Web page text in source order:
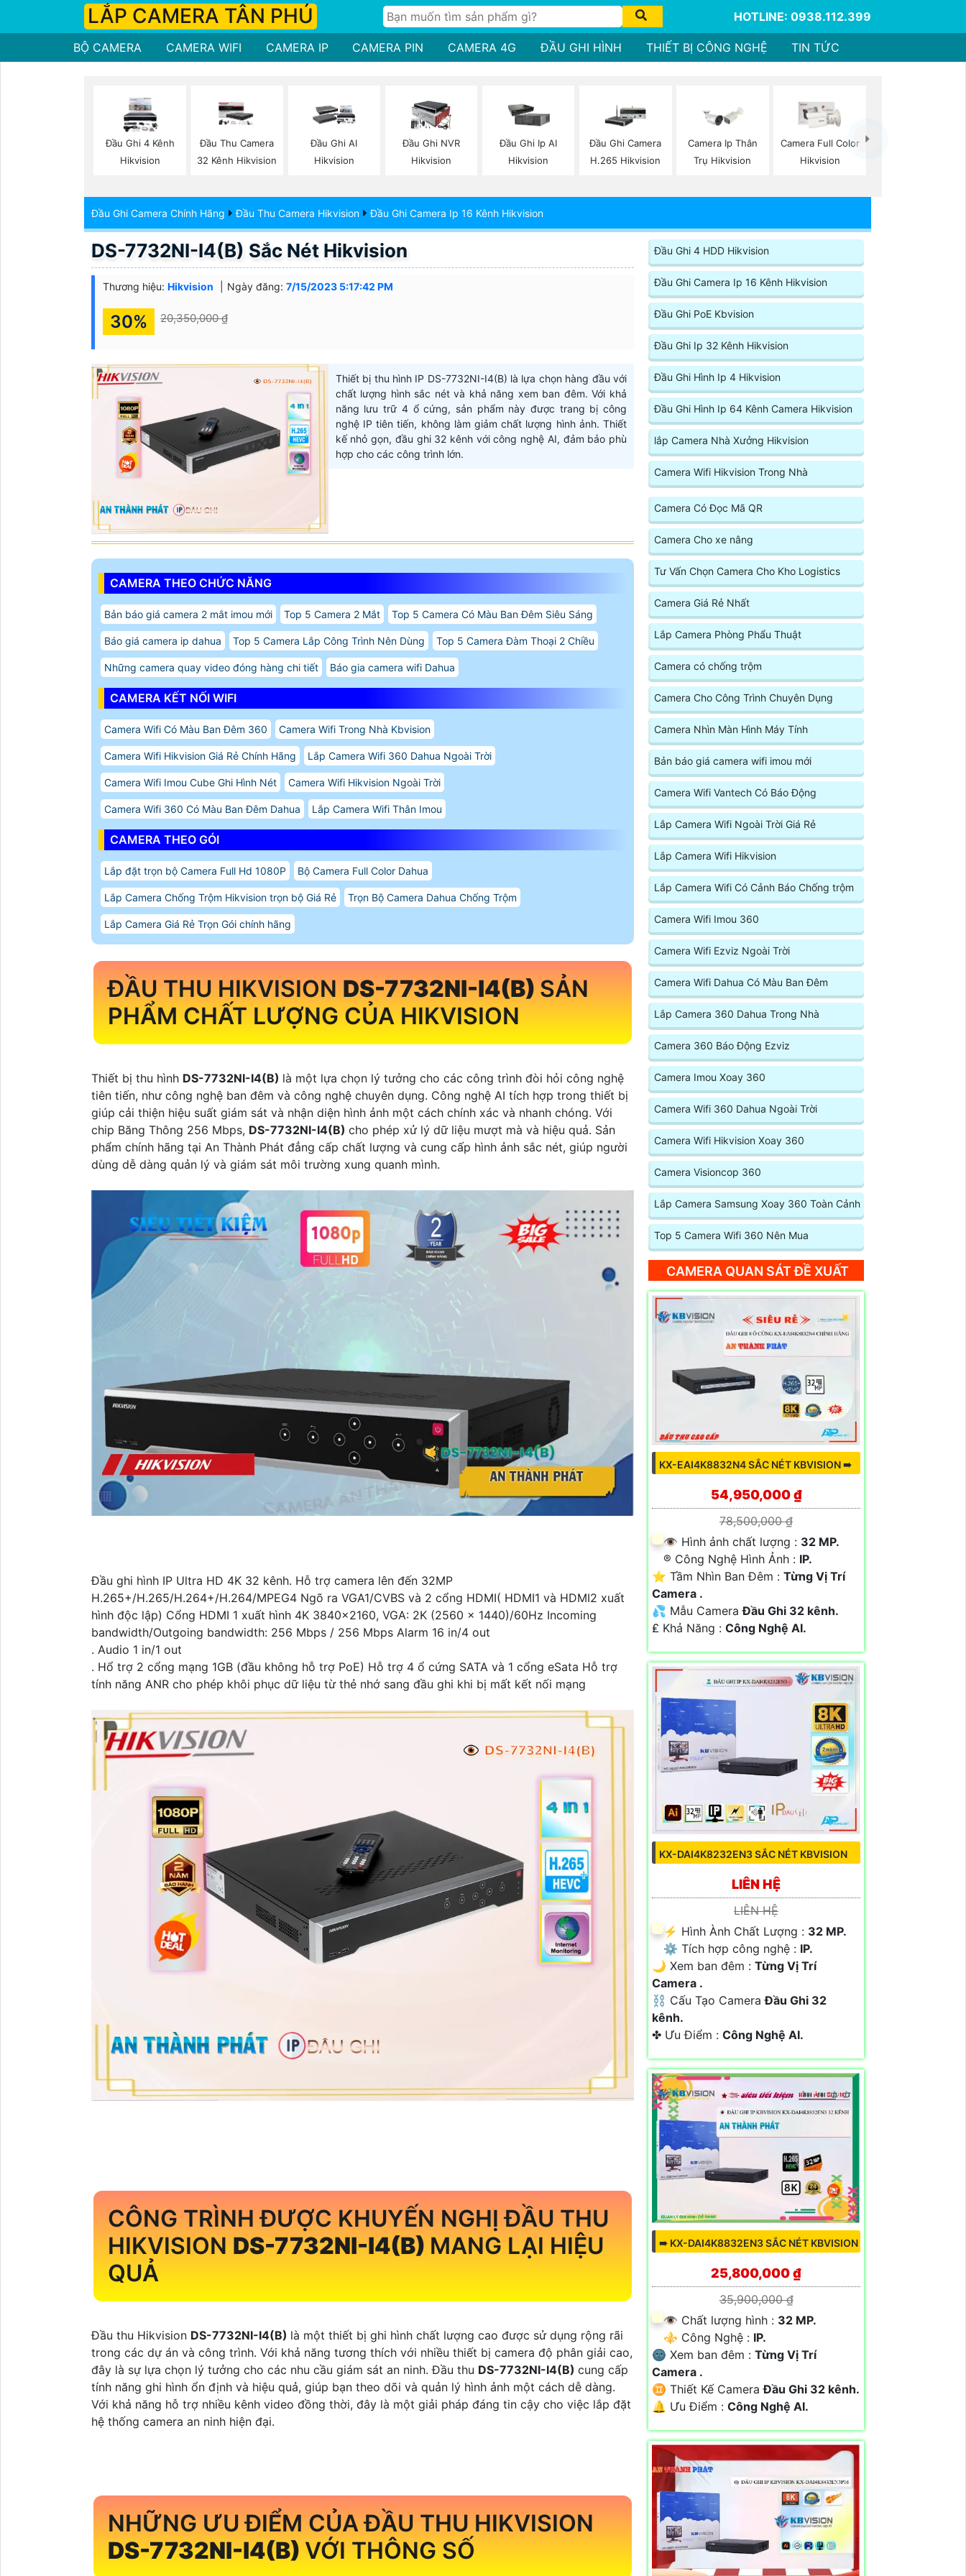
LẮP CAMERA TÂN PHÚ HOTLINE: 0938.112.399
BỘ CAMERA CAMERA WIFI CAMERA IP CAMERA PIN CAMERA 4G ĐẦU GHI HÌNH THIẾT BỊ CÔNG NGHỆ TIN TỨC
Đầu Ghi 4 Kênh
Hikvision
Đầu Thu Camera
32 Kênh Hikvision
Đầu Ghi AI
Hikvision
Đầu Ghi NVR
Hikvision
Đầu Ghi Ip AI
Hikvision
Đầu Ghi Camera
H.265 Hikvision
Camera Ip Thân
Trụ Hikvision
Camera Full Color
Hikvision
Đầu Ghi Camera Chính Hãng Đầu Thu Camera Hikvision Đầu Ghi Camera Ip 16 Kênh Hikvision
DS-7732NI-I4(B) Sắc Nét Hikvision
Thương hiệu: Hikvision Ngày đăng: 7/15/2023 5:17:42 PM
30% 20,350,000 ₫
Thiết bị thu hình IP DS-7732NI-I4(B) là lựa chọn hàng đầu với
chất lượng hình sắc nét và khả năng xem ban đêm. Với khả
năng lưu trữ 4 ổ cứng, sản phẩm này được trang bị công
nghệ IP tiên tiến, không làm giảm chất lượng hình ảnh. Thiết
kế nhỏ gọn, đầu ghi 32 kênh với công nghệ AI, đảm bảo phù
hợp cho các công trình lớn.
CAMERA THEO CHỨC NĂNG
Bản báo giá camera 2 mắt imou mới Top 5 Camera 2 Mắt Top 5 Camera Có Màu Ban Đêm Siêu Sáng
Báo giá camera ip dahua Top 5 Camera Lắp Công Trình Nên Dùng Top 5 Camera Đàm Thoại 2 Chiều
Những camera quay video đóng hàng chi tiết Báo gia camera wifi Dahua
CAMERA KẾT NỐI WIFI
Camera Wifi Có Màu Ban Đêm 360 Camera Wifi Trong Nhà Kbvision
Camera Wifi Hikvision Giá Rẻ Chính Hãng Lắp Camera Wifi 360 Dahua Ngoài Trời
Camera Wifi Imou Cube Ghi Hình Nét Camera Wifi Hikvision Ngoài Trời
Camera Wifi 360 Có Màu Ban Đêm Dahua Lắp Camera Wifi Thân Imou
CAMERA THEO GÓI
Lắp đặt trọn bộ Camera Full Hd 1080P Bộ Camera Full Color Dahua
Lắp Camera Chống Trộm Hikvision trọn bộ Giá Rẻ Trọn Bộ Camera Dahua Chống Trộm
Lắp Camera Giá Rẻ Trọn Gói chính hãng
ĐẦU THU HIKVISION DS-7732NI-I4(B) SẢN
PHẨM CHẤT LƯỢNG CỦA HIKVISION
Thiết bị thu hình DS-7732NI-I4(B) là một lựa chọn lý tưởng cho các công trình đòi hỏi công nghệ
tiên tiến, như công nghệ ban đêm và công nghệ chuyên dụng. Công nghệ AI tích hợp trong thiết bị
giúp cải thiện hiệu suất giám sát và nhận diện hình ảnh một cách chính xác và nhanh chóng. Với
chip Băng Thông 256 Mbps, DS-7732NI-I4(B) cho phép xử lý dữ liệu mượt mà và hiệu quả. Sản
phẩm chính hãng tại An Thành Phát đẳng cấp chất lượng và cung cấp hình ảnh sắc nét, giúp người
dùng dễ dàng quản lý và giám sát môi trường xung quanh mình.
Đầu ghi hình IP Ultra HD 4K 32 kênh. Hỗ trợ camera lên đến 32MP
H.265+/H.265/H.264+/H.264/MPEG4 Ngõ ra VGA1/CVBS và 2 cổng HDMI( HDMI1 và HDMI2 xuất
hình độc lập) Cổng HDMI 1 xuất hình 4K 3840x2160, VGA: 2K (2560 × 1440)/60Hz Incoming
bandwidth/Outgoing bandwidth: 256 Mbps / 256 Mbps Alarm 16 in/4 out
. Audio 1 in/1 out
. Hổ trợ 2 cổng mạng 1GB (đầu không hỗ trợ PoE) Hỗ trợ 4 ổ cứng SATA và 1 cổng eSata Hỗ trợ
tính năng ANR cho phép khôi phục dữ liệu từ thẻ nhớ sang đầu ghi khi bị mất kết nối mạng
CÔNG TRÌNH ĐƯỢC KHUYẾN NGHỊ ĐẦU THU
HIKVISION DS-7732NI-I4(B) MANG LẠI HIỆU
QUẢ
Đầu thu Hikvision DS-7732NI-I4(B) là một thiết bị ghi hình chất lượng cao được sử dụng rộng rãi
trong các dự án và công trình. Với khả năng tương thích với nhiều thiết bị camera độ phân giải cao,
đây là sự lựa chọn lý tưởng cho các nhu cầu giám sát an ninh. Đầu thu DS-7732NI-I4(B) cung cấp
tính năng ghi hình ổn định và hiệu quả, giúp bạn theo dõi và quản lý hình ảnh một cách dễ dàng.
Với khả năng hỗ trợ nhiều kênh video đồng thời, đây là một giải pháp đáng tin cậy cho việc lắp đặt
hệ thống camera an ninh hiện đại.
NHỮNG ƯU ĐIỂM CỦA ĐẦU THU HIKVISION
DS-7732NI-I4(B) VỚI THÔNG SỐ
Đầu Ghi 4 HDD Hikvision
Đầu Ghi Camera Ip 16 Kênh Hikvision
Đầu Ghi PoE Kbvision
Đầu Ghi Ip 32 Kênh Hikvision
Đầu Ghi Hình Ip 4 Hikvision
Đầu Ghi Hình Ip 64 Kênh Camera Hikvision
lắp Camera Nhà Xưởng Hikvision
Camera Wifi Hikvision Trong Nhà
Camera Có Đọc Mã QR
Camera Cho xe nâng
Tư Vấn Chọn Camera Cho Kho Logistics
Camera Giá Rẻ Nhất
Lắp Camera Phòng Phẩu Thuật
Camera có chống trộm
Camera Cho Công Trình Chuyên Dụng
Camera Nhìn Màn Hình Máy Tính
Bản báo giá camera wifi imou mới
Camera Wifi Vantech Có Báo Động
Lắp Camera Wifi Ngoài Trời Giá Rẻ
Lắp Camera Wifi Hikvision
Lắp Camera Wifi Có Cảnh Báo Chống trộm
Camera Wifi Imou 360
Camera Wifi Ezviz Ngoài Trời
Camera Wifi Dahua Có Màu Ban Đêm
Lắp Camera 360 Dahua Trong Nhà
Camera 360 Báo Động Ezviz
Camera Imou Xoay 360
Camera Wifi 360 Dahua Ngoài Trời
Camera Wifi Hikvision Xoay 360
Camera Visioncop 360
Lắp Camera Samsung Xoay 360 Toàn Cảnh
Top 5 Camera Wifi 360 Nên Mua
CAMERA QUAN SÁT ĐỀ XUẤT
KX-EAI4K8832N4 SẮC NÉT KBVISION ➠
54,950,000 ₫
78,500,000 ₫
👁 Hình ảnh chất lượng : 32 MP.
®️ Công Nghệ Hình Ảnh : IP.
⭐ Tầm Nhìn Ban Đêm : Từng Vị Trí
Camera .
💦 Mẫu CameraĐầu Ghi 32 kênh.
️₤ Khả Năng : Công Nghệ AI.
KX-DAI4K8232EN3 SẮC NÉT KBVISION
LIÊN HỆ
LIÊN HỆ
️⚡ Hình Ành Chất Lượng : 32 MP.
⚙ Tích hợp công nghệ : IP.
🌙 Xem ban đêm : Từng Vị Trí
Camera .
⛓ Cấu Tạo CameraĐầu Ghi 32
kênh.
️✤ Ưu Điểm : Công Nghệ AI.
➠ KX-DAI4K8832EN3 SẮC NÉT KBVISION
25,800,000 ₫
35,900,000 ₫
👁 Chất lượng hình : 32 MP.
⚜️ Công Nghệ : IP.
🌚 Xem ban đêm : Từng Vị Trí
Camera .
♊ Thiết Kế CameraĐầu Ghi 32 kênh.
️🔔 Ưu Điểm : Công Nghệ AI.